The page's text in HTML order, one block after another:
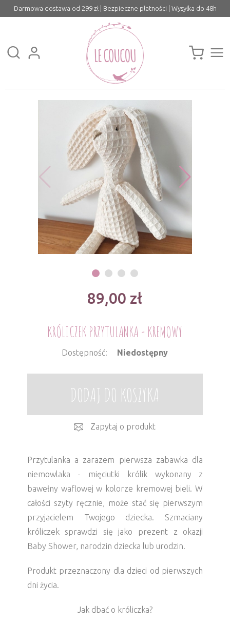
Darmowa dostawa od 299 zł | Bezpieczne płatności | Wysyłka do 48h
KRÓLICZEK PRZYTULANKA - KREMOWY
Dostępność: Niedostępny
89,00 zł
DODAJ DO KOSZYKA
Zapytaj o produkt
Przytulanka a zarazem pierwsza zabawka dla
niemowlaka - mięciutki królik wykonany z
bawełny waflowej w kolorze kremowej bieli. W
całości szyty ręcznie, może stać się pierwszym
przyjacielem Twojego dziecka. Szmaciany
króliczek sprawdzi się jako prezent z okazji
Baby Shower, narodzin dziecka lub urodzin.
Produkt przeznaczony dla dzieci od pierwszych
dni życia.
Jak dbać o króliczka?